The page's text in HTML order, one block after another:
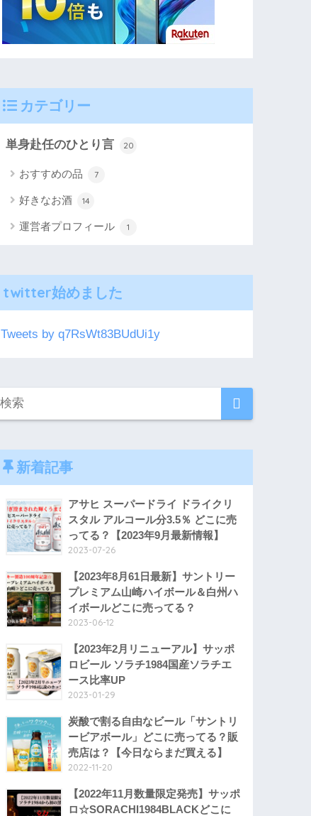
カテゴリー
単身赴任のひとり言 20
おすすめの品 7
好きなお酒 14
運営者プロフィール 1
twitter始めました
Tweets by q7RsWt83BUdUi1y
新着記事
アサヒ スーパードライ ドライクリ
スタル アルコール分3.5％ どこに売
ってる？【2023年9月最新情報】
2023-07-26
【2023年8月61日最新】サントリー
プレミアム山崎ハイボール＆白州ハ
イボールどこに売ってる？
2023-06-12
【2023年2月リニューアル】サッポ
ロビール ソラチ1984国産ソラチエ
ース比率UP
2023-01-29
炭酸で割る自由なビール「サントリ
ービアボール」どこに売ってる？販
売店は？【今日ならまだ買える】
2022-11-20
【2022年11月数量限定発売】サッポ
ロ☆SORACHI1984BLACKどこに